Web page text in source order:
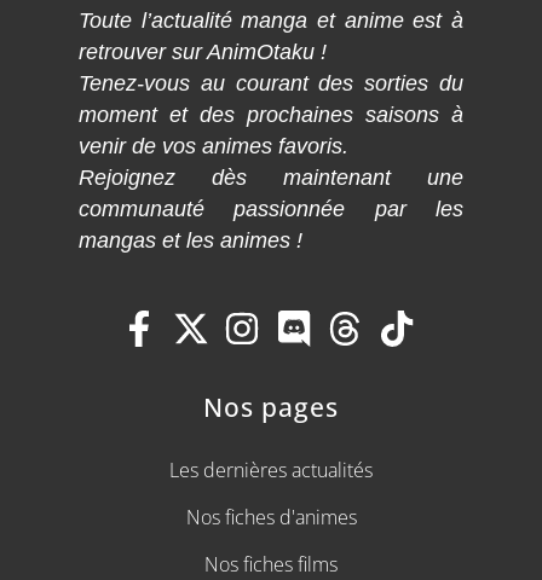
Toute l’actualité manga et anime est à
retrouver sur AnimOtaku !
Tenez-vous au courant des sorties du
moment et des prochaines saisons à
venir de vos animes favoris.
Rejoignez dès maintenant une
communauté passionnée par les
mangas et les animes !
Nos pages
Les dernières actualités
Nos fiches d'animes
Nos fiches films